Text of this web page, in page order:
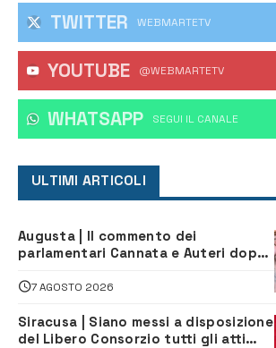
TWITTER WEBMARTETV
YOUTUBE @WEBMARTETV
WHATSAPP ‎SEGUI IL CANALE
ULTIMI ARTICOLI
Augusta | Il commento dei
parlamentari Cannata e Auteri dopo
depuratore
7 AGOSTO 2026
Siracusa | Siano messi a disposizione
del Libero Consorzio tutti gli atti